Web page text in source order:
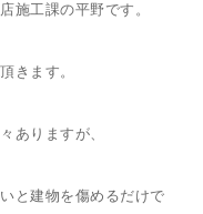
施工課の平野です。
きます。
ありますが、
と建物を傷めるだけで